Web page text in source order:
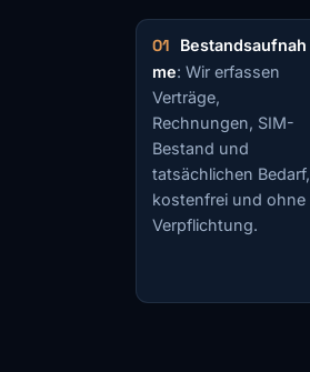
Bestandsaufnah
me: Wir erfassen
Verträge,
Rechnungen, SIM-
Bestand und
tatsächlichen Bedarf,
kostenfrei und ohne
Verpflichtung.